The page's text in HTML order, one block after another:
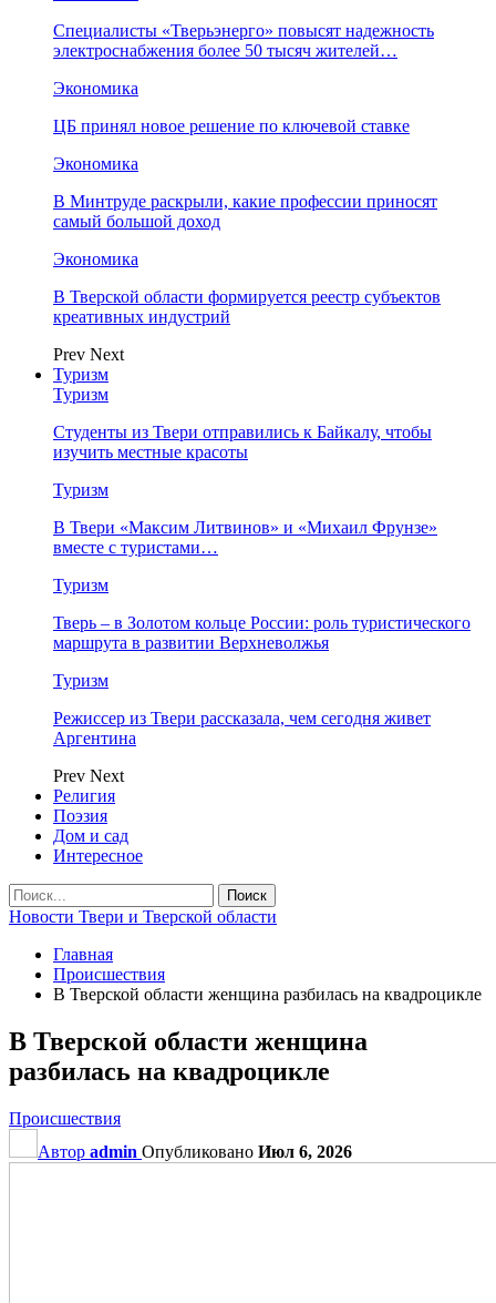
Специалисты «Тверьэнерго» повысят надежность
электроснабжения более 50 тысяч жителей…
Экономика
ЦБ принял новое решение по ключевой ставке
Экономика
В Минтруде раскрыли, какие профессии приносят
самый большой доход
Экономика
В Тверской области формируется реестр субъектов
креативных индустрий
Prev Next
Туризм
Туризм
Студенты из Твери отправились к Байкалу, чтобы
изучить местные красоты
Туризм
В Твери «Максим Литвинов» и «Михаил Фрунзе»
вместе с туристами…
Туризм
Тверь – в Золотом кольце России: роль туристического
маршрута в развитии Верхневолжья
Туризм
Режиссер из Твери рассказала, чем сегодня живет
Аргентина
Prev Next
Религия
Поэзия
Дом и сад
Интересное
Новости Твери и Тверской области
Главная
Происшествия
В Тверской области женщина разбилась на квадроцикле
В Тверской области женщина
разбилась на квадроцикле
Происшествия
Автор admin Опубликовано Июл 6, 2026